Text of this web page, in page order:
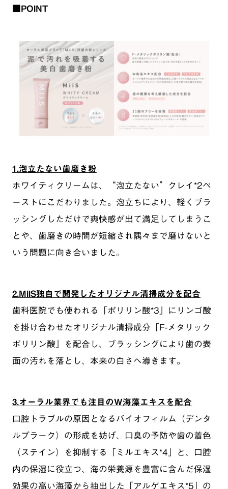
■POINT
1.泡立たない歯磨き粉
ホワイティクリームは、“泡立たない”クレイ*2ペ
ーストにこだわりました。泡立ちにより、軽くブラ
ッシングしただけで爽快感が出て満足してしまうこ
とや、歯磨きの時間が短縮され隅々まで磨けないと
いう問題に向き合いました。
2.MiiS独自で開発したオリジナル清掃成分を配合
歯科医院でも使われる「ポリリン酸*3」にリンゴ酸
を掛け合わせたオリジナル清掃成分「F-メタリック
ポリリン酸」を配合し、ブラッシングにより歯の表
面の汚れを落とし、本来の白さへ導きます。
3.オーラル業界でも注目のW海藻エキスを配合
口腔トラブルの原因となるバイオフィルム（デンタ
ルプラーク）の形成を妨げ、口臭の予防や歯の着色
（ステイン）を抑制する「ミルエキス*4」と、口腔
内の保湿に役立つ、海の栄養源を豊富に含んだ保湿
効果の高い海藻から抽出した「アルゲエキス*5」の